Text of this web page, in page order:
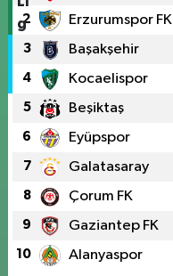
2 Erzurumspor FK
3 Başakşehir
4 Kocaelispor
5 Beşiktaş
6 Eyüpspor
7 Galatasaray
8 Çorum FK
9 Gaziantep FK
10 Alanyaspor